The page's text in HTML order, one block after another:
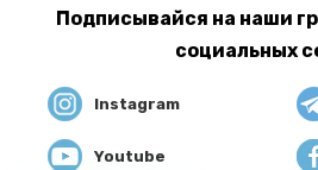
Подписывайся на наши
социальных
Instagram
Youtube